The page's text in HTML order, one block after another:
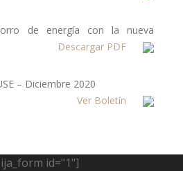
de energía con la nueva
Descargar PDF
– Diciembre 2020
Ver Boletín
id="1"]